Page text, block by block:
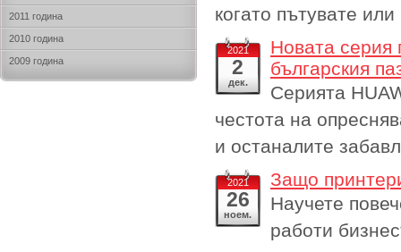
2011 година
2010 година
2009 година
когато пътувате
2021
2
дек.
Новата серия
българския
Серията
честота на
и останалите
2021
26
ноем.
Защо
Научете
работи